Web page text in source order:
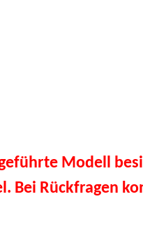
Modell
Bei Rückfragen